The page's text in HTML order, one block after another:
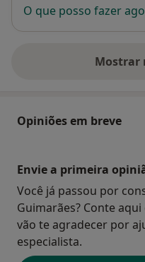
O que posso fazer
Mostrar
Opiniões em breve
Envie a primeira
Você já passou por
Guimarães? Conte
vão te agradecer por
especialista.